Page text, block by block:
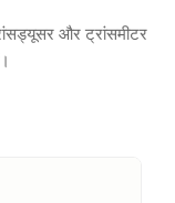
और ट्रांसमीटर